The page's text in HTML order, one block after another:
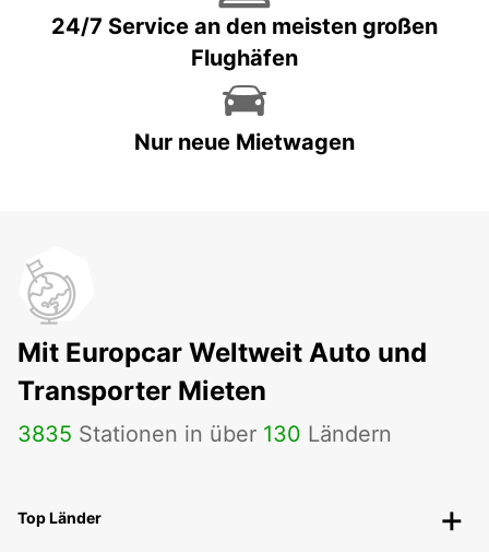
24/7 Service an den meisten großen
Flughäfen
Nur neue Mietwagen
Mit Europcar Weltweit Auto und
Transporter Mieten
3835 Stationen in über 130 Ländern
Top Länder